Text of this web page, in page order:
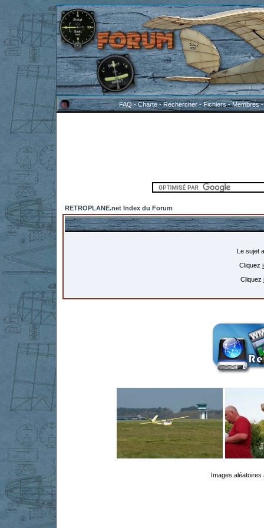
FAQ-Charte-Rechercher-Fichiers-Membres
RETROPLANE.net Index du Forum
Le sujet
Cliquez
Cliquez
Images aléatoires